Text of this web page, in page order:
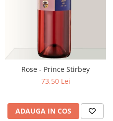
Rose - Prince Stirbey
73,50 Lei
ADAUGA IN COS